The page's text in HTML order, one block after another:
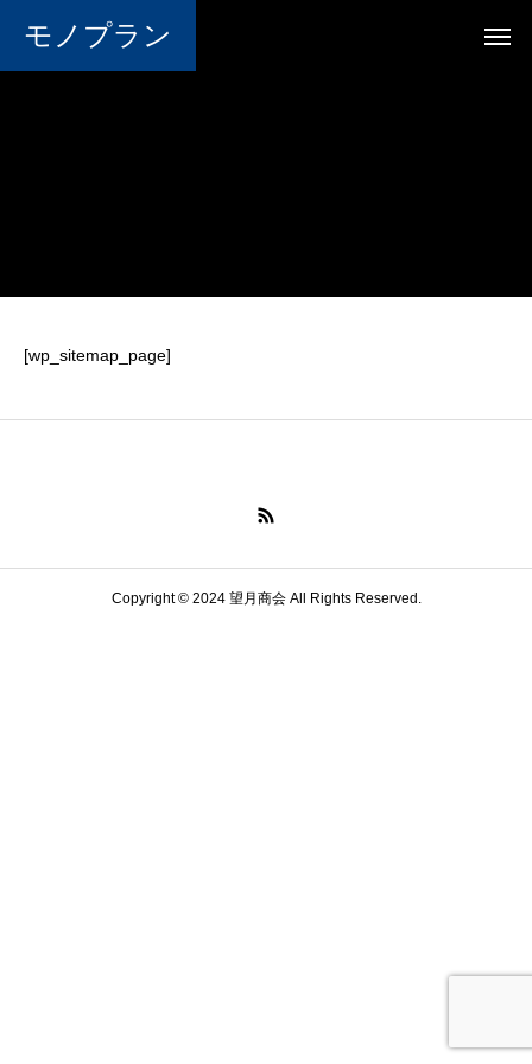
モノプラン
[wp_sitemap_page]
Copyright © 2024 望月商会 All Rights Reserved.